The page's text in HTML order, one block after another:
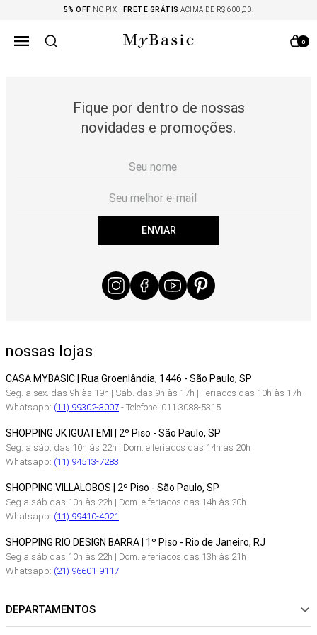
5% OFF NO PIX | FRETE GRÁTIS ACIMA DE R$ 600,00.
0
Fique por dentro de nossas
novidades e promoções.
ENVIAR
nossas lojas
CASA MYBASIC | Rua Groenlândia, 1446 - São Paulo, SP
Seg. a sex. das 9h às 19h | Sáb. das 9h às 17h | Feriados das 10h às 17h
Whatsapp: (11) 99302-3007- Telefone: 011 3088-5315
SHOPPING JK IGUATEMI | 2º Piso - São Paulo, SP
Seg. a sáb. das 10h às 22h | Dom. e feriados das 14h as 20h
Whatsapp: (11) 94513-7283
SHOPPING VILLALOBOS | 2º Piso - São Paulo, SP
Seg a sáb das 10h às 22h | Dom. e feriados das 14h às 20h
Whatsapp: (11) 99410-4021
SHOPPING RIO DESIGN BARRA | 1º Piso - Rio de Janeiro, RJ
Seg a sáb das 10h às 22h | Dom. e feriados das 13h às 21h
Whatsapp: (21) 96601-9117
DEPARTAMENTOS